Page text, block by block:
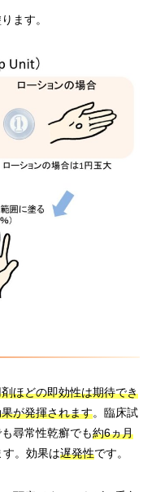
ます。
ほどの即効性は期待でき
が発揮されます。臨床試
尋常性乾癬でも約6ヵ月
す。効果は遅発性です。